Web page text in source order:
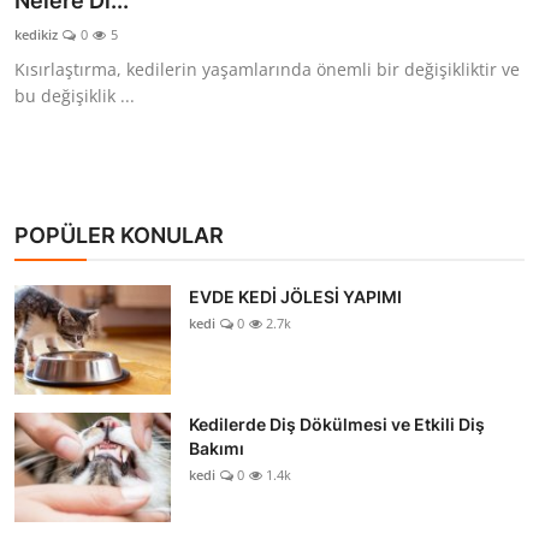
KEDİ MAMASI
kedikiz 0 5
Kısırlaştırma, kedilerin yaşamlarında önemli bir değişikliktir ve
bu değişiklik ...
POPÜLER KONULAR
EVDE KEDİ JÖLESİ YAPIMI
kedi 0 2.7k
Kedilerde Diş Dökülmesi ve Etkili Diş
Bakımı
kedi 0 1.4k